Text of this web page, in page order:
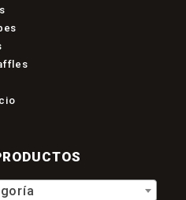
Se
En
Nueva
Pestaña
Se
Una
Se
En
Pestaña
Se
Se
Pestaña